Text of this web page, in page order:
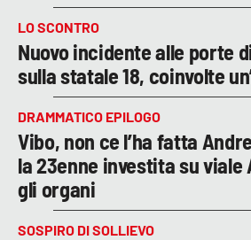
LO SCONTRO
Nuovo incidente alle porte
sulla statale 18, coinvolte
DRAMMATICO EPILOGO
Vibo, non ce l’ha fatta
la 23enne investita su
gli organi
SOSPIRO DI SOLLIEVO